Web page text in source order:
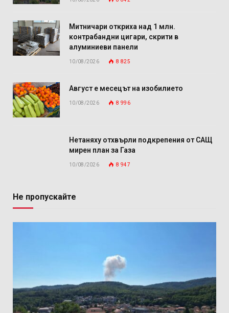
Митничари откриха над 1 млн.
контрабандни цигари, скрити в
алуминиеви панели
10/08/2026 8 825
Август е месецът на изобилието
10/08/2026 8 996
Нетаняху отхвърли подкрепения от САЩ
мирен план за Газа
10/08/2026 8 947
Не пропускайте